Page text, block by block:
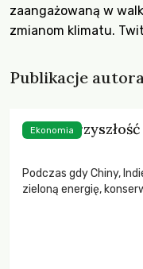
zaangażowaną w
zmianom klimatu.
Publikacje
Nasza
Podczas gdy Chiny,
zieloną energię,
Ekonomia